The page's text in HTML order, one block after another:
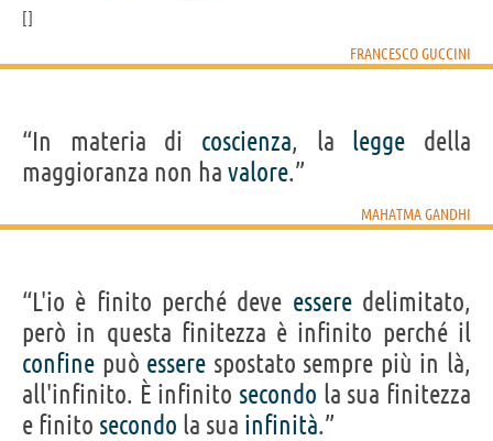
FRANCESCO GUCCINI
“In materia di coscienza, la legge della
maggioranza non ha valore.”
MAHATMA GANDHI
“L'io è finito perché deve esseredelimitato,
però in questa finitezza è infinito perché il
confine può essere spostato sempre più in là,
all'infinito. È infinito secondo la sua finitezza
e finito secondo la sua infinità.”